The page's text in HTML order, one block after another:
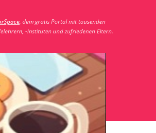
, dem gratis Portal mit tausenden
-instituten und zufriedenen Eltern.